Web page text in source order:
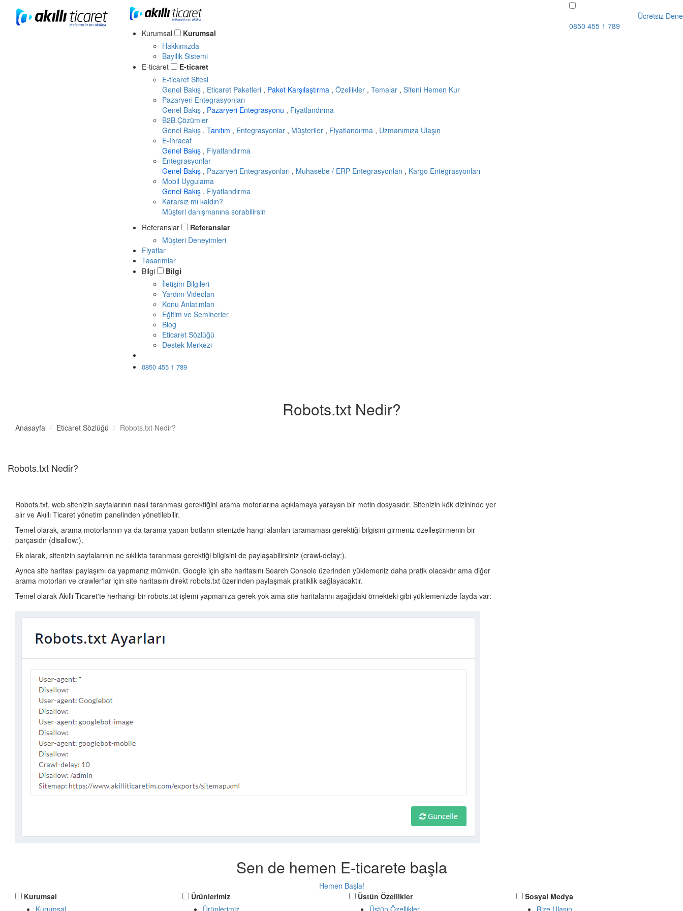
Kurumsal
Kurumsal
Hakkımızda
Bayilik Sistemi
E-ticaret
E-ticaret
E-ticaret Sitesi
Genel Bakış , Eticaret Paketleri , Paket Karşılaştırma , Özellikler , Temalar , Siteni Hemen Kur
Pazaryeri Entegrasyonları
Genel Bakış , Pazaryeri Entegrasyonu , Fiyatlandırma
B2B Çözümler
Genel Bakış , Tanıtım , Entegrasyonlar , Müşteriler , Fiyatlandırma , Uzmanımıza Ulaşın
E-İhracat
Genel Bakış , Fiyatlandırma
Entegrasyonlar
Genel Bakış , Pazaryeri Entegrasyonları , Muhasebe / ERP Entegrasyonları , Kargo Entegrasyonları
Mobil Uygulama
Genel Bakış , Fiyatlandırma
Kararsız mı kaldın?
Müşteri danışmanına sorabilirsin
Referanslar
Referanslar
Müşteri Deneyimleri
Fiyatlar
Tasarımlar
Bilgi
Bilgi
İletişim Bilgileri
Yardım Videoları
Konu Anlatımları
Eğitim ve Seminerler
Blog
Eticaret Sözlüğü
Destek Merkezi
0850 455 1 789
Ücretsiz Dene
0850 455 1 789
Robots.txt Nedir?
Anasayfa Eticaret Sözlüğü Robots.txt Nedir?
Robots.txt Nedir?
Robots.txt, web sitenizin sayfalarının nasıl taranması gerektiğini arama motorlarına açıklamaya yarayan bir metin dosyasıdır. Sitenizin kök dizininde yer
alır ve Akıllı Ticaret yönetim panelinden yönetilebilir.
Temel olarak, arama motorlarının ya da tarama yapan botların sitenizde hangi alanları taramaması gerektiği bilgisini girmeniz özelleştirmenin bir
parçasıdır (disallow:).
Ek olarak, sitenizin sayfalarının ne sıklıkta taranması gerektiği bilgisini de paylaşabilirsiniz (crawl-delay:).
Ayrıca site haritası paylaşımı da yapmanız mümkün. Google için site haritasını Search Console üzerinden yüklemeniz daha pratik olacaktır ama diğer
arama motorları ve crawler'lar için site haritasını direkt robots.txt üzerinden paylaşmak pratiklik sağlayacaktır.
Temel olarak Akıllı Ticaret'te herhangi bir robots.txt işlemi yapmanıza gerek yok ama site haritalarını aşağıdaki örnekteki gibi yüklemenizde fayda var:
Sen de hemen E-ticarete başla
Hemen Başla!
Kurumsal
Kurumsal
Ürünlerimiz
Ürünlerimiz
Üstün Özellikler
Üstün Özellikler
Sosyal Medya
Bize Ulaşın